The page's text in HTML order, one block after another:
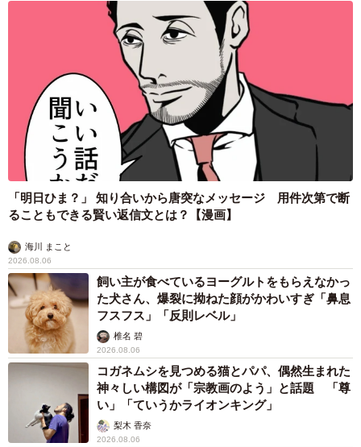
「明日ひま？」 知り合いから唐突なメッセージ 用件次第で断
ることもできる賢い返信文とは？【漫画】
海川 まこと
2026.08.06
飼い主が食べているヨーグルトをもらえなかっ
た犬さん、爆裂に拗ねた顔がかわいすぎ「鼻息
フスフス」「反則レベル」
椎名 碧
2026.08.06
コガネムシを見つめる猫とパパ、偶然生まれた
神々しい構図が「宗教画のよう」と話題 「尊
い」「ていうかライオンキング」
梨木 香奈
2026.08.06